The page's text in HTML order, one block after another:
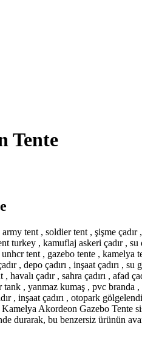
Tente
tent , soldier tent , şişme çadır
turkey , kamuflaj askeri çadır ,
tent , gazebo tente ,
, depo çadırı , inşaat çadırı ,
çadır , sahra çadırı , afad
, yanmaz kumaş , pvc branda
, inşaat çadırı , otopark
Akordeon Gazebo Tente
durarak, bu benzersiz ürünün